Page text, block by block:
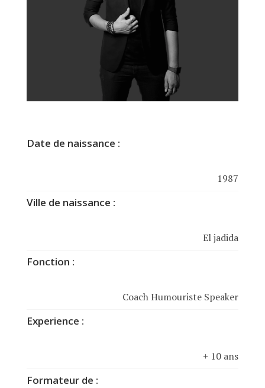
Date de naissance :
1987
Ville de naissance :
El jadida
Fonction :
Coach Humouriste Speaker
Experience :
+ 10 ans
Formateur de :